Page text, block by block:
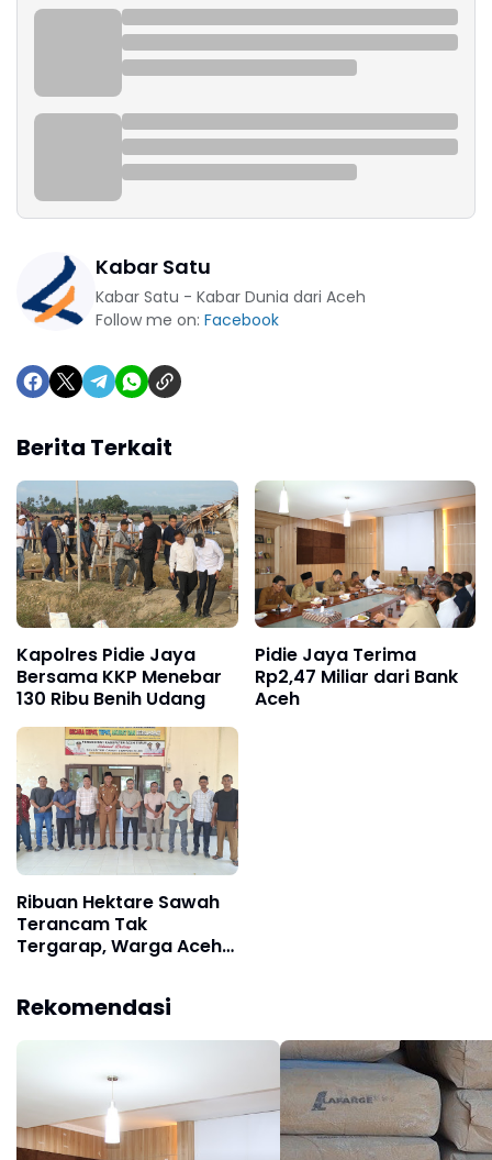
Kabar Satu
Kabar Satu - Kabar Dunia dari Aceh
Follow me on: Facebook
Berita Terkait
Kapolres Pidie Jaya
Bersama KKP Menebar
130 Ribu Benih Udang
Pidie Jaya Terima
Rp2,47 Miliar dari Bank
Aceh
Ribuan Hektare Sawah
Terancam Tak
Tergarap, Warga Aceh
Penanganan Darurat
Rekomendasi